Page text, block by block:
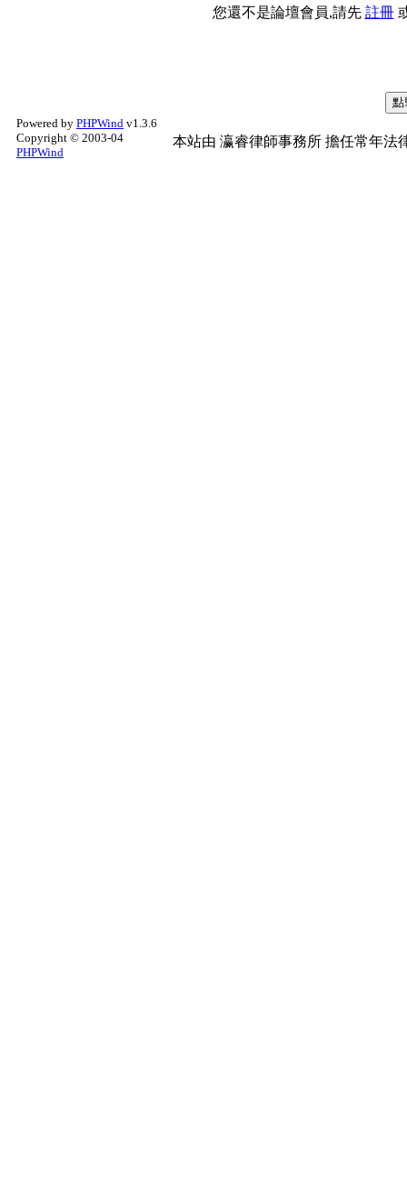
您還不是論壇會員,請先 註冊
Powered by PHPWind v1.3.6
Copyright © 2003-04
PHPWind
本站由 瀛睿律師事務所 擔任常年法